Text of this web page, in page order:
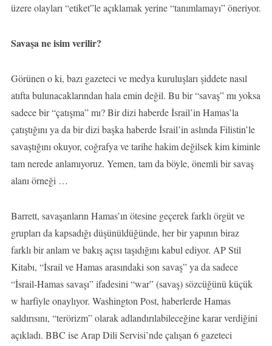
üzere olayları “etiket”le açıklamak yerine “tanımlamayı” öneriyor.
Savaşa ne isim verilir?
Görünen o ki, bazı gazeteci ve medya kuruluşları şiddete nasıl
atıfta bulunacaklarından hala emin değil. Bu bir “savaş” mı yoksa
sadece bir “çatışma” mı? Bir dizi haberde İsrail’in Hamas’la
çatıştığını ya da bir dizi başka haberde İsrail’in aslında Filistin’le
savaştığını okuyor, coğrafya ve tarihe hakim değilsek kim kiminle
tam nerede anlamıyoruz. Yemen, tam da böyle, önemli bir savaş
alanı örneği …
Barrett, savaşanların Hamas’ın ötesine geçerek farklı örgüt ve
grupları da kapsadığı düşünüldüğünde, her bir yapının biraz
farklı bir anlam ve bakış açısı taşıdığını kabul ediyor. AP Stil
Kitabı, “İsrail ve Hamas arasındaki son savaş” ya da sadece
“İsrail-Hamas savaşı” ifadesini “war” (savaş) sözcüğünü küçük
w harfiyle onaylıyor. Washington Post, haberlerde Hamas
saldırısını, “terörizm” olarak adlandırılabileceğine karar verdiğini
açıkladı. BBC ise Arap Dili Servisi’nde çalışan 6 gazeteci